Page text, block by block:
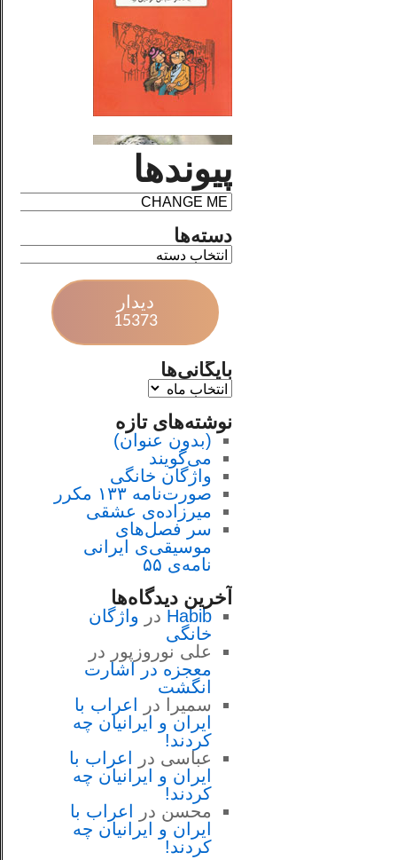
پیوندها
دسته‌ها
دیدار
15373
بایگانی‌ها
نوشته‌های تازه
(بدون عنوان)
می‌گویند
واژگان خانگی
صورت‌نامه ۱۳۳ مکرر
میرزاده‌ی عشقی
سر فصل‌هاى
موسيقى‌ی ايرانى
نامه‌ی ۵۵
آخرین دیدگاه‌ها
Habib در واژگان
خانگی
علی نوروزپور در
معجزه در اشارت
انگشت
سمیرا
در
اعراب با
ايران و ايرانيان چه
كردند!
عباسی در
اعراب با
ايران و ايرانيان چه
كردند!
محسن در
اعراب با
ايران و ايرانيان چه
كردند!